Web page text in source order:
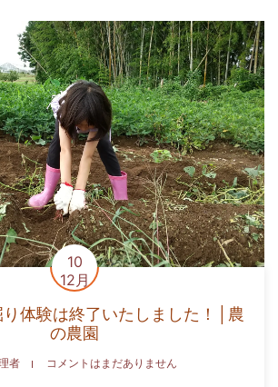
10
12月
り体験は終了いたしました！│農
の農園
者 コメントはまだありません